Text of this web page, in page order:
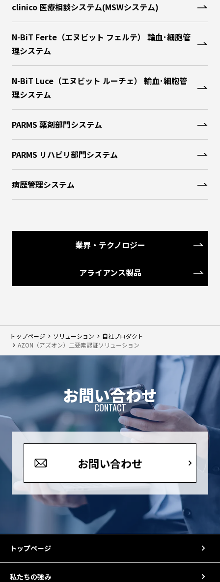
トップページ ソリューション
自社プロダクト
AZON（アズオン）二要素認証ソリューション
clinico 医療相談システム(MSWシステム)
N-BiT Ferte（エヌビット フェルテ） 輸血･細胞管
理システム
N-BiT Luce（エヌビット ルーチェ） 輸血･細胞管
理システム
PARMS 薬剤部門システム
PARMS リハビリ部門システム
病歴管理システム
業界・テクノロジー
アライアンス製品
お問い合わせ
CONTACT
お問い合わせ
トップページ
私たちの強み